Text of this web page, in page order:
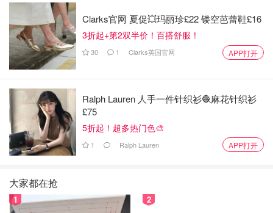
5. **蒸煮时间**：确保蒸煮时间适中，以保持食材的营养成
分不被破坏。
通过这些小技巧，你可以享受到一份美味又健康的茶碗蒸，
既满足味蕾，又有益健康。希望你喜欢这道菜！
爆文新赛季
Clarks官网 夏促💥玛丽珍£22 镂空芭蕾鞋£16
3折起+第2双半价！百搭舒服！
30 1 Clarks英国官网 APP打开
Ralph Lauren 人手一件针织衫🧶麻花针织衫
£75
5折起！超多热门色🎨
1 Ralph Lauren APP打开
大家都在抢
1 2